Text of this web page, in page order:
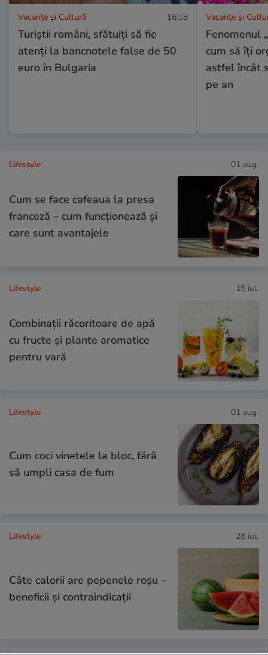
Vacanțe și Cultură 16:18
Turiștii români, sfătuiți să fie
atenți la bancnotele false de 50
euro în Bulgaria
Vacanțe și
Fenomenul
cum să îți
astfel încât
pe an
Lifestyle 01 aug.
Cum se face cafeaua la presa
franceză – cum funcționează și
care sunt avantajele
Lifestyle 15 iul.
Combinaţii răcoritoare de apă
cu fructe şi plante aromatice
pentru vară
Lifestyle 01 aug.
Cum coci vinetele la bloc, fără
să umpli casa de fum
Lifestyle 28 iul.
Câte calorii are pepenele roșu –
beneficii și contraindicații